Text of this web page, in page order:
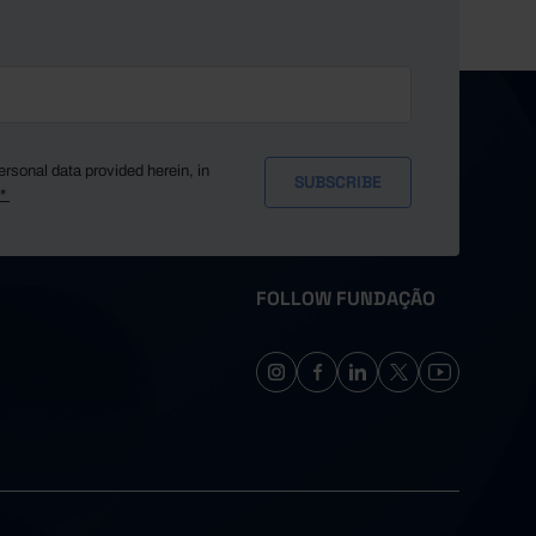
data provided herein, in
FOLLOW FUNDAÇÃO